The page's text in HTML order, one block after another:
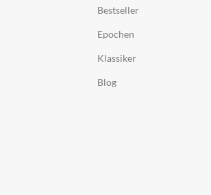
Bestseller
Epochen
Klassiker
Blog